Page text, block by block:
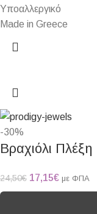
Υποαλλεργικό
Made in Greece
-30%
Βραχιόλι Πλέξη
24,50€ 17,15€ με ΦΠΑ